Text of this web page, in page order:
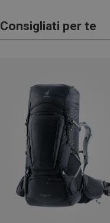
Consigliati per te